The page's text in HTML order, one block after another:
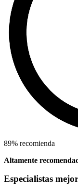
89% recomienda
Altamente
Especialistas